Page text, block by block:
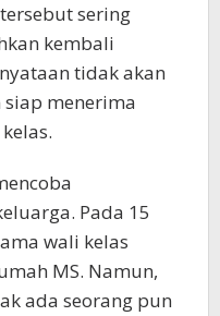
sering
kembali
tidak akan
menerima
Pada 15
wali kelas
MS. Namun,
ada seorang pun